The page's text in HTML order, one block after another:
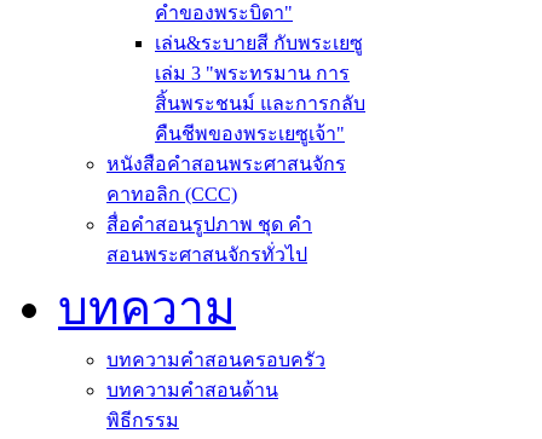
คำของพระบิดา"
เล่น&ระบายสี กับพระเยซู
เล่ม 3 "พระทรมาน การ
สิ้นพระชนม์ และการกลับ
คืนชีพของพระเยซูเจ้า"
หนังสือคำสอนพระศาสนจักร
คาทอลิก (CCC)
สื่อคำสอนรูปภาพ ชุด คำ
สอนพระศาสนจักรทั่วไป
บทความ
บทความคำสอนครอบครัว
บทความคำสอนด้าน
พิธีกรรม